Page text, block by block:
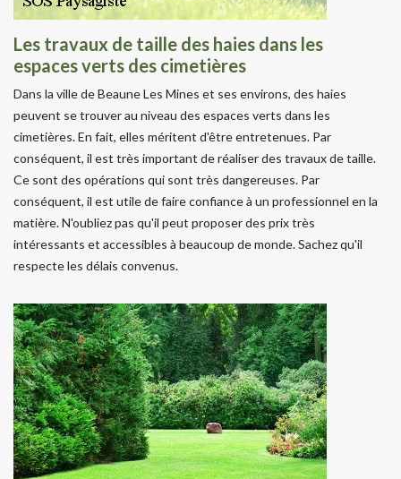
Les travaux de taille des haies dans les
espaces verts des cimetières
Dans la ville de Beaune Les Mines et ses environs, des haies
peuvent se trouver au niveau des espaces verts dans les
cimetières. En fait, elles méritent d'être entretenues. Par
conséquent, il est très important de réaliser des travaux de taille.
Ce sont des opérations qui sont très dangereuses. Par
conséquent, il est utile de faire confiance à un professionnel en la
matière. N'oubliez pas qu'il peut proposer des prix très
intéressants et accessibles à beaucoup de monde. Sachez qu'il
respecte les délais convenus.